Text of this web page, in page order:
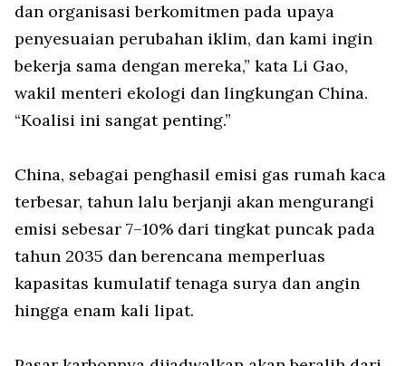
dan organisasi berkomitmen pada upaya
penyesuaian perubahan iklim, dan kami ingin
bekerja sama dengan mereka,” kata Li Gao,
wakil menteri ekologi dan lingkungan China.
“Koalisi ini sangat penting.”
China, sebagai penghasil emisi gas rumah kaca
terbesar, tahun lalu berjanji akan mengurangi
emisi sebesar 7–10% dari tingkat puncak pada
tahun 2035 dan berencana memperluas
kapasitas kumulatif tenaga surya dan angin
hingga enam kali lipat.